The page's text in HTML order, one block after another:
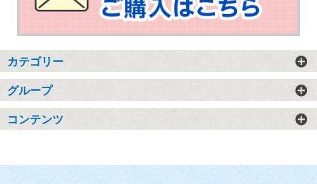
カテゴリー
グループ
コンテンツ